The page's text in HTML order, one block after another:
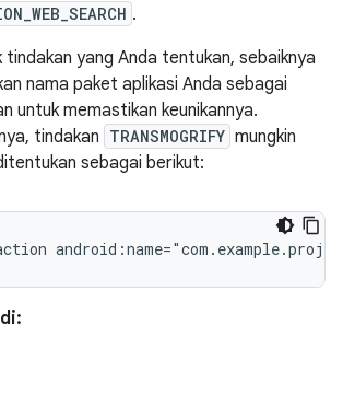
.
tindakan yang Anda tentukan, sebaiknya
nama paket aplikasi Anda sebagai
untuk memastikan keunikannya.
tindakan TRANSMOGRIFY mungkin
sebagai berikut: